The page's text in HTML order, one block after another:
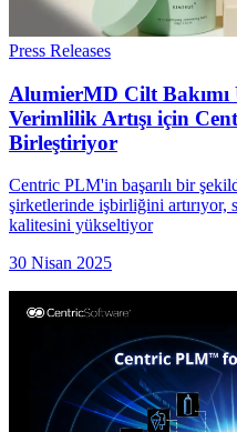
Press Releases
AlumierMD Cilt
Verimlilik Artışı için
Birleştiriyor
Centric PLM'in başarılı bir
şirketlerinde işbirliğini artırıyor,
kalitesini yükseltiyor
30 Nisan 2025